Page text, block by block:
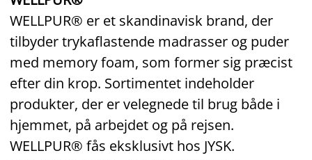
WELLPUR® er et skandinavisk brand, der
tilbyder trykaflastende madrasser og puder
med memory foam, som former sig præcist
efter din krop. Sortimentet indeholder
produkter, der er velegnede til brug både i
hjemmet, på arbejdet og på rejsen.
WELLPUR® fås eksklusivt hos JYSK.